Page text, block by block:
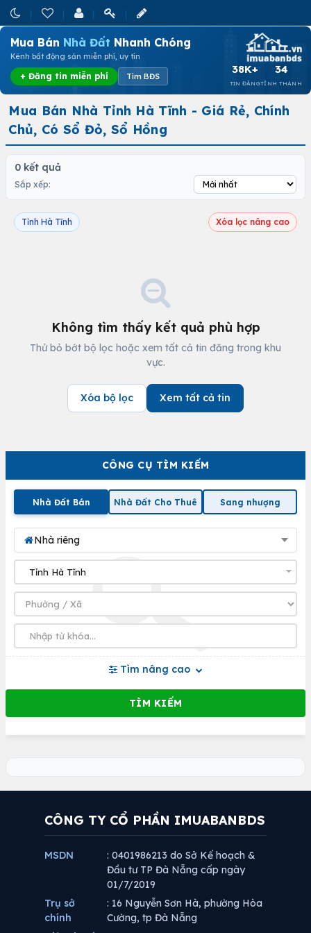
Mua Bán Nhà Đất Nhanh Chóng
Kênh bất động sản miễn phí, uy tín
+ Đăng tin miễn phí Tìm BĐS
38K+
TIN ĐĂNG
34
TỈNH THÀNH
CÔNG CỤ TÌM KIẾM
Nhà Đất Bán Nhà Đất Cho Thuê Sang nhượng
Nhà riêng
Tìm nâng cao
Mua Bán Nhà Tỉnh Hà Tĩnh - Giá Rẻ, Chính
Chủ, Có Sổ Đỏ, Sổ Hồng
0 kết quả
Sắp xếp:
Tỉnh Hà Tĩnh Xóa lọc nâng cao
Không tìm thấy kết quả phù hợp
Thử bỏ bớt bộ lọc hoặc xem tất cả tin đăng trong khu
vực.
Xóa bộ lọc Xem tất cả tin
CÔNG TY CỔ PHẦN IMUABANBDS
MSDN
: 0401986213 do Sở Kế hoạch &
Đầu tư TP Đà Nẵng cấp ngày
01/7/2019
Trụ sở
chính
: 16 Nguyễn Sơn Hà, phường Hòa
Cường, tp Đà Nẵng